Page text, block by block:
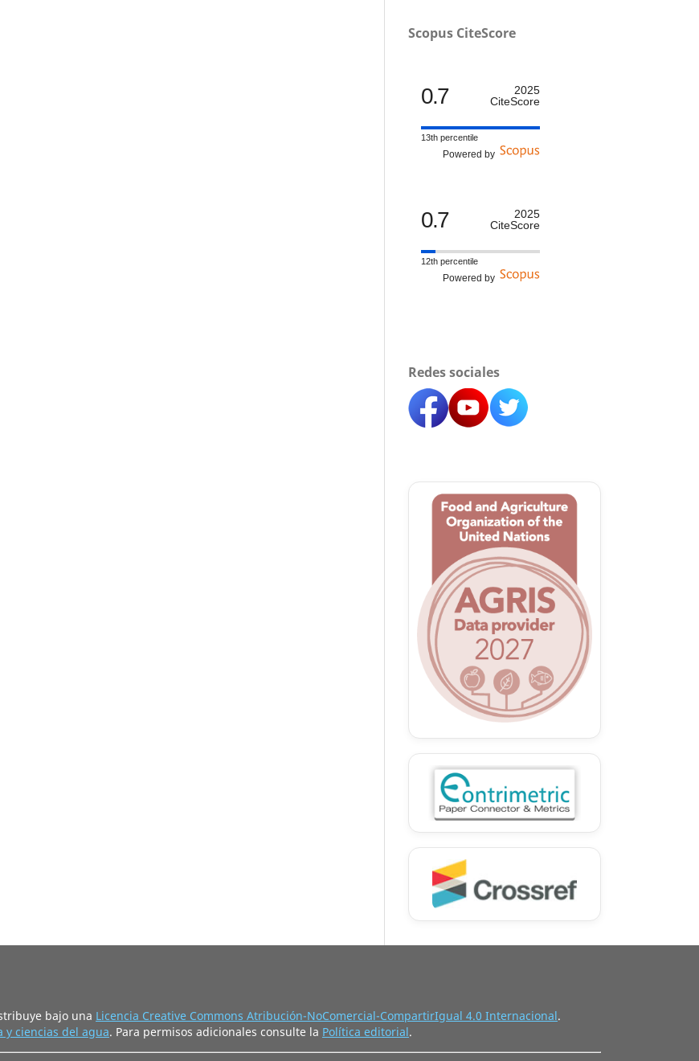
Scopus CiteScore
0.7
2025
CiteScore
13th percentile
Powered by
0.7
2025
CiteScore
12th percentile
Powered by
Redes sociales
bajo una Licencia Creative Commons Atribución-NoComercial-CompartirIgual 4.0 Internacional.
y ciencias del agua. Para permisos adicionales consulte la Política editorial.